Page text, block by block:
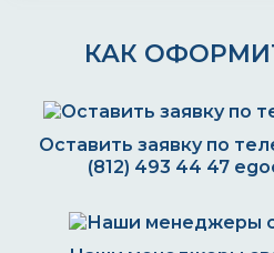
КАК
Оставить заявку по
(812) 493 44 47